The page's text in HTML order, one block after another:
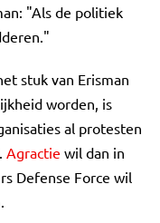
"Als de politiek
stuk van Erisman
worden, is
al protesten
Agractie wil dan in
Defense Force wil